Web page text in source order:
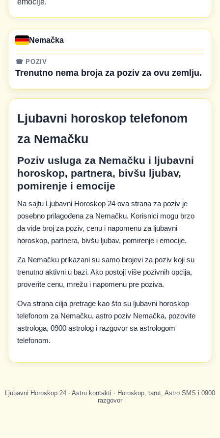
emocije.
Nemačka
☎ POZIV
Trenutno nema broja za poziv za ovu zemlju.
Ljubavni horoskop telefonom
za Nemačku
Poziv usluga za Nemačku i ljubavni
horoskop, partnera, bivšu ljubav,
pomirenje i emocije
Na sajtu Ljubavni Horoskop 24 ova strana za poziv je
posebno prilagođena za Nemačku. Korisnici mogu brzo
da vide broj za poziv, cenu i napomenu za ljubavni
horoskop, partnera, bivšu ljubav, pomirenje i emocije.
Za Nemačku prikazani su samo brojevi za poziv koji su
trenutno aktivni u bazi. Ako postoji više pozivnih opcija,
proverite cenu, mrežu i napomenu pre poziva.
Ova strana cilja pretrage kao što su ljubavni horoskop
telefonom za Nemačku, astro poziv Nemačka, pozovite
astrologa, 0900 astrolog i razgovor sa astrologom
telefonom.
Ljubavni Horoskop 24 · Astro kontakti · Horoskop, tarot, Astro SMS i 0900
razgovor